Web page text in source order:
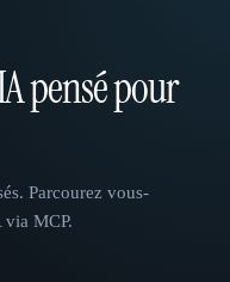
pensé pour
Parcourez vous-
via MCP.